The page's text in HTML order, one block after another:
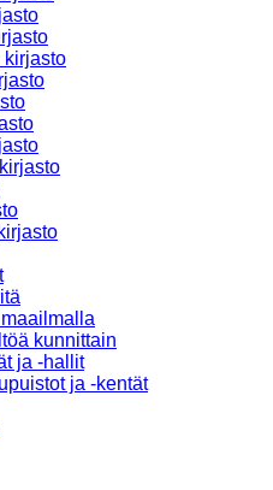
kirjasto
kunnittain
ja -hallit
ja -kentät